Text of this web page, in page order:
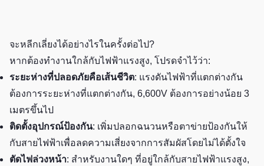
จะหลีกเลี่ยงได้อย่างไรในครั้งต่อไป?
หากต้องทำงานใกล้กับไฟฟ้าแรงสูง, โปรดจำไว้ว่า:
ระยะห่างที่ปลอดภัยคือเส้นชีวิต: แรงดันไฟฟ้าที่แตกต่างกัน
ต้องการระยะห่างที่แตกต่างกัน, 6,600V ต้องการอย่างน้อย 3
เมตรขึ้นไป
ติดตั้งอุปกรณ์ป้องกัน: เพิ่มปลอกฉนวนหรือตาข่ายป้องกันให้
กับสายไฟฟ้าเพื่อลดความเสี่ยงจากการสัมผัสโดยไม่ได้ตั้งใจ
ตัดไฟล่วงหน้า: สำหรับงานใดๆ ที่อยู่ใกล้กับสายไฟฟ้าแรงสูง,